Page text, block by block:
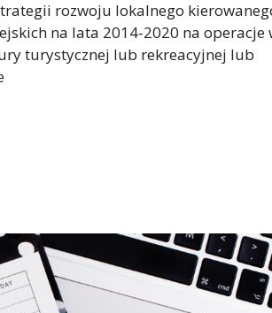
rozwoju lokalnego
na lata 2014-2020 na operacje
turystycznej lub rekreacyjnej lub